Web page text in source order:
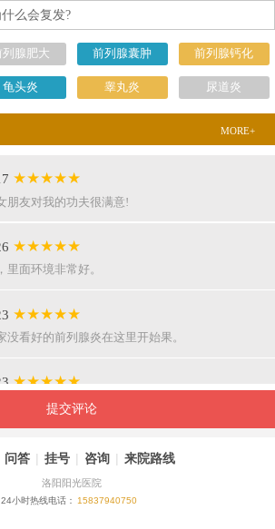
么会复发?
列腺肥大 前列腺囊肿 前列腺钙化
龟头炎 睾丸炎 尿道炎
MORE+
★★★★★
朋友对我的功夫很满意!
★★★★★
面环境非常好。
★★★★★
没看好的前列腺炎在这里开始果。
★★★★★
院护士穿着挺漂亮的。
★★★★★
提交评论
问答 | 挂号 | 咨询 | 来院路线
洛阳阳光医院
24小时热线电话： 15837940750